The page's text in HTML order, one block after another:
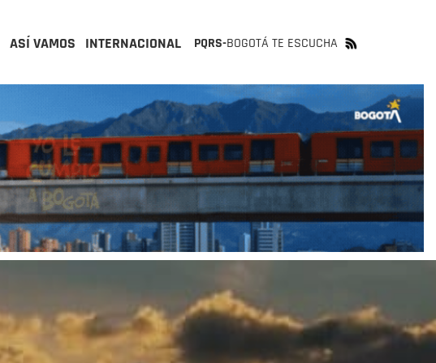
ASÍ VAMOS INTERNACIONAL PQRS-BOGOTÁ TE ESCUCHA